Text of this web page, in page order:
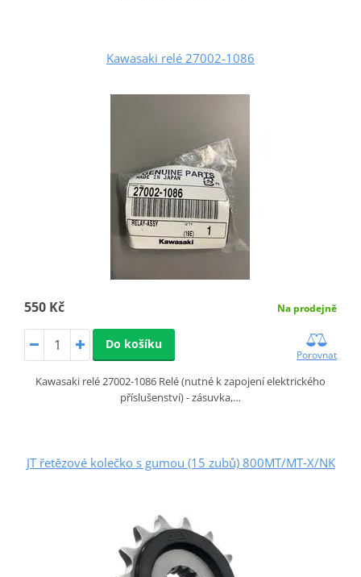
Kawasaki relé 27002-1086
550 Kč Na prodejně
Do košíku
Porovnat
Kawasaki relé 27002-1086 Relé (nutné k zapojení elektrického
příslušenství) - zásuvka,…
JT řetězové kolečko s gumou (15 zubů) 800MT/MT‑X/NK